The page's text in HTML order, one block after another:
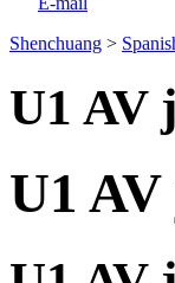
Shenchuang >
U1 AV
U1